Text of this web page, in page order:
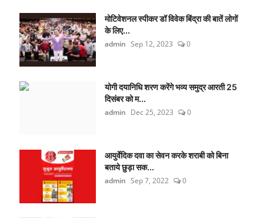
मोटिवेशनल स्पीकर डॉ विवेक बिंद्रा की बातें लोगों
के लिए...
admin Sep 12, 2023 0
योगी दयानिधि शरण करेंगे भव्य समुद्र आरती 25
दिसंबर को म...
admin Dec 25, 2023 0
आयुर्वेदिक दवा का सेवन करके शराबी को बिना
बताये छुड़ा सक...
admin Sep 7, 2022 0